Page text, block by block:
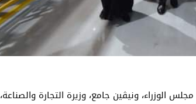
الوزراء، ونيڨين جامع، وزيرة التجارة والصناعة،